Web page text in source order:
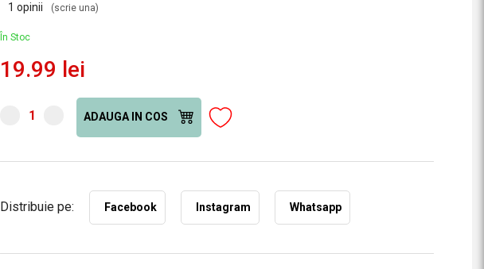
1 opinii (scrie una)
În Stoc
19.99 lei
ADAUGA IN COS
Distribuie pe: Facebook Instagram Whatsapp